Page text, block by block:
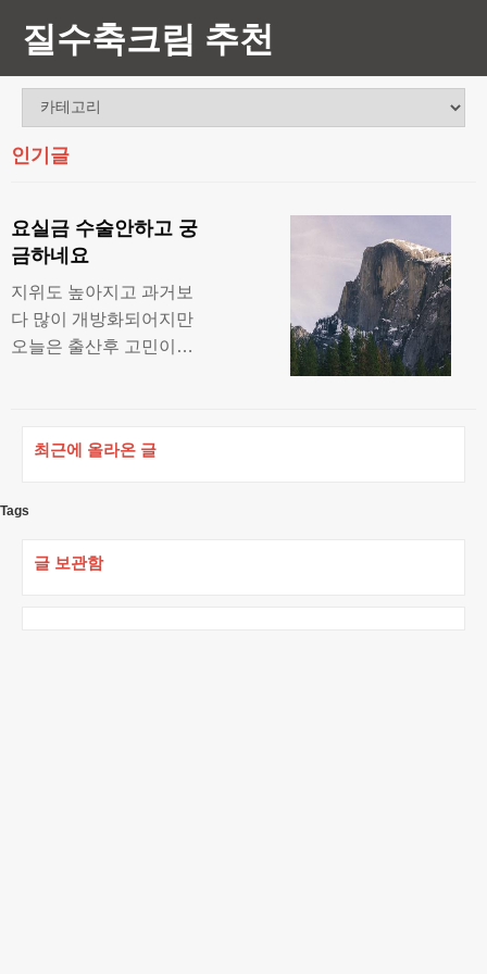
질수축크림 추천
인기글
요실금 수술안하고 궁
금하네요
지위도 높아지고 과거보
다 많이 개방화되어지만
오늘은 출산후 고민이되
들이 자신에게 성기능 질
최근에 올라온 글
Tags
글 보관함